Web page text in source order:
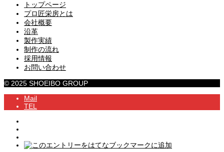
トップページ
プロ匠栄房とは
会社概要
沿革
製作実績
制作の流れ
採用情報
お問い合わせ
© 2025 SHOEIBO GROUP
Mail
TEL